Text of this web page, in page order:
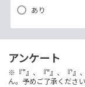
あり
アンケート
※『”』、『"』、『'』
ん。予めご了承ください